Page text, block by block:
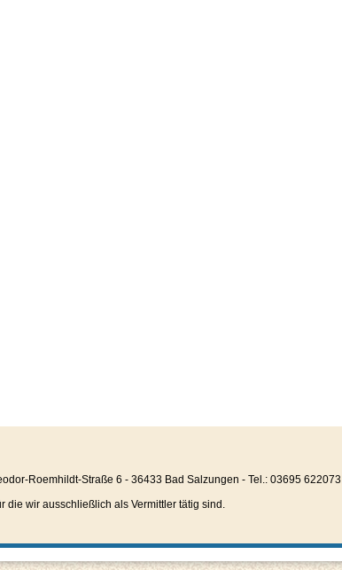
Roemhildt-Straße 6 - 36433 Bad Salzungen - Tel.: 03695 622073
die wir ausschließlich als Vermittler tätig sind.